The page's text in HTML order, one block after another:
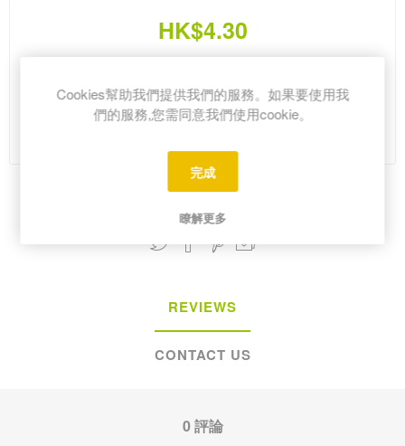
HK$4.30
REVIEWS
CONTACT US
0 評論
Cookies幫助我們提供我們的服務。如果要使用我
們的服務,您需同意我們使用cookie。
完成
瞭解更多